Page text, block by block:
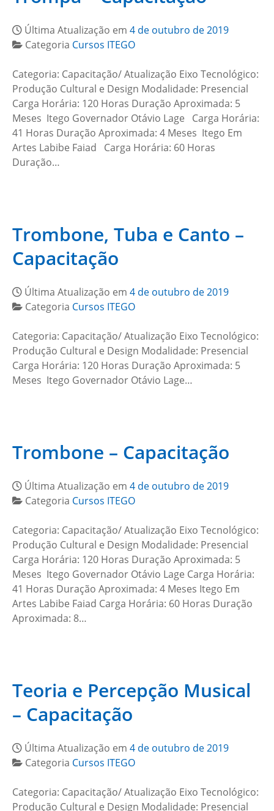
Última Atualização em 4 de outubro de 2019
Categoria Cursos ITEGO
Categoria: Capacitação/ Atualização Eixo Tecnológico:
Produção Cultural e Design Modalidade: Presencial
Carga Horária: 120 Horas Duração Aproximada: 5
Meses Itego Governador Otávio Lage Carga Horária:
41 Horas Duração Aproximada: 4 Meses Itego Em
Artes Labibe Faiad Carga Horária: 60 Horas
Duração…
Trombone, Tuba e Canto –
Capacitação
Última Atualização em 4 de outubro de 2019
Categoria Cursos ITEGO
Categoria: Capacitação/ Atualização Eixo Tecnológico:
Produção Cultural e Design Modalidade: Presencial
Carga Horária: 120 Horas Duração Aproximada: 5
Meses Itego Governador Otávio Lage…
Trombone – Capacitação
Última Atualização em 4 de outubro de 2019
Categoria Cursos ITEGO
Categoria: Capacitação/ Atualização Eixo Tecnológico:
Produção Cultural e Design Modalidade: Presencial
Carga Horária: 120 Horas Duração Aproximada: 5
Meses Itego Governador Otávio Lage Carga Horária:
41 Horas Duração Aproximada: 4 Meses Itego Em
Artes Labibe Faiad Carga Horária: 60 Horas Duração
Aproximada: 8…
Teoria e Percepção Musical
– Capacitação
Última Atualização em 4 de outubro de 2019
Categoria Cursos ITEGO
Categoria: Capacitação/ Atualização Eixo Tecnológico:
Produção Cultural e Design Modalidade: Presencial